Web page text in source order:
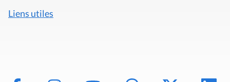
Liens utiles